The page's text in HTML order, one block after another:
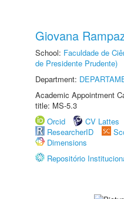
Giovana
School: Faculdade de
de Presidente Prudente)
Department:
Academic Appointment
title: MS-5.3
Orcid
CV Lattes
ResearcherID
Dimensions
Repositório